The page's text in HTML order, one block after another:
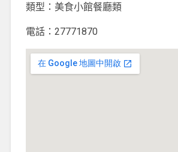
類型：美食小館餐廳類
電話：27771870